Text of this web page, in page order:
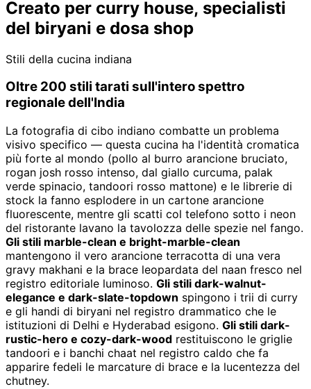
Creato per curry house, specialisti
del biryani e dosa shop
Stili della cucina indiana
Oltre 200 stili tarati sull'intero spettro
regionale dell'India
La fotografia di cibo indiano combatte un problema
visivo specifico — questa cucina ha l'identità cromatica
più forte al mondo (pollo al burro arancione bruciato,
rogan josh rosso intenso, dal giallo curcuma, palak
verde spinacio, tandoori rosso mattone) e le librerie di
stock la fanno esplodere in un cartone arancione
fluorescente, mentre gli scatti col telefono sotto i neon
del ristorante lavano la tavolozza delle spezie nel fango.
Gli stili marble-clean e bright-marble-clean
mantengono il vero arancione terracotta di una vera
gravy makhani e la brace leopardata del naan fresco nel
registro editoriale luminoso. Gli stili dark-walnut-
elegance e dark-slate-topdown spingono i trii di curry
e gli handi di biryani nel registro drammatico che le
istituzioni di Delhi e Hyderabad esigono. Gli stili dark-
rustic-hero e cozy-dark-wood restituiscono le griglie
tandoori e i banchi chaat nel registro caldo che fa
apparire fedeli le marcature di brace e la lucentezza del
chutney.